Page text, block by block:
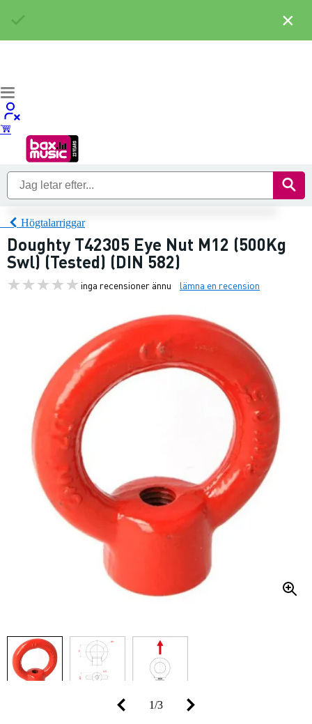
Högtalarriggar
Doughty T42305 Eye Nut M12 (500Kg
Swl) (Tested) (DIN 582)
inga recensioner ännu lämna en recension
1/3
×